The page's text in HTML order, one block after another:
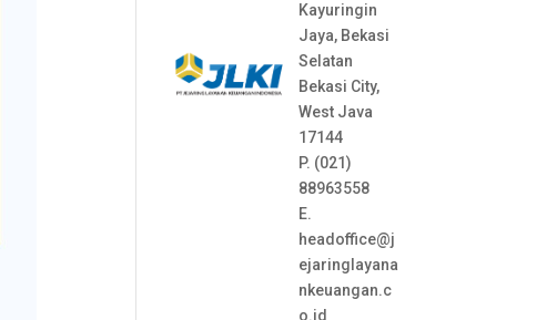
Kayuringin
Jaya, Bekasi
Selatan
Bekasi City,
West Java
17144
P. (021)
88963558
E.
headoffice@j
ejaringlayana
nkeuangan.c
o.id